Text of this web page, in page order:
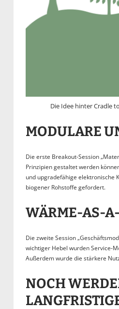
Die Idee hinter Cradle
MODULARE
Die erste Breakout-Session
Prinzipien gestaltet werden
und upgradefähige elektronische
biogener Rohstoffe gefordert.
WÄRME-AS-
Die zweite Session
wichtiger Hebel wurden Service-
Außerdem wurde die stärkere
NOCH